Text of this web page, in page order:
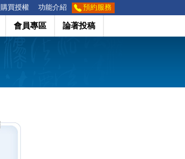
購買授權 功能介紹 預約服務
會員專區 論著投稿